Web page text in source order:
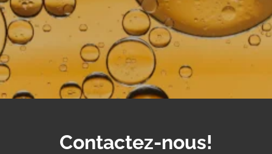
Contactez-nous!